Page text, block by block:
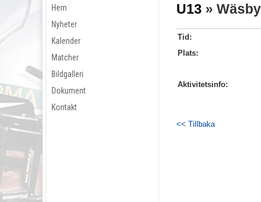
Hem
Nyheter
Kalender
Matcher
Bildgalleri
Dokument
Kontakt
U13 »
Tid:
Plats:
Aktivitetsinfo:
<< Tillbaka